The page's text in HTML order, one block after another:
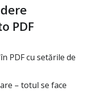
PDF
PDF cu setările de
– totul se face